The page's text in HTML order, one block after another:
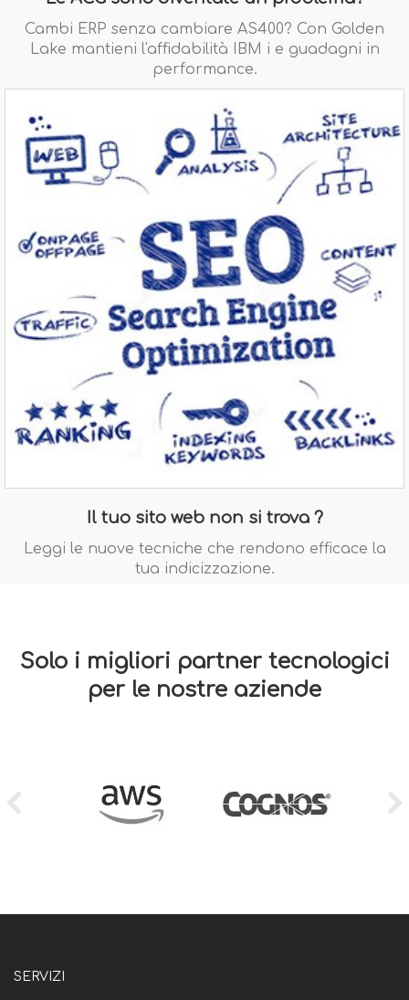
Cambi ERP senza cambiare AS400? Con Golden
Lake mantieni l'affidabilità IBM i e guadagni in
performance.
Il tuo sito web non si trova ?
Leggi le nuove tecniche che rendono efficace la
tua indicizzazione.
Solo i migliori partner tecnologici
per le nostre aziende
SERVIZI